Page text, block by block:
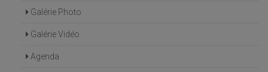
Galérie Photo
Galérie Vidéo
Agenda